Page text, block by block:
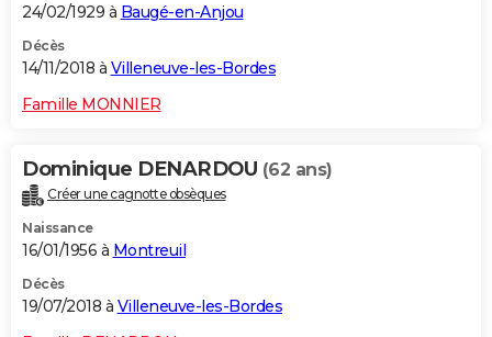
24/02/1929 à Baugé-en-Anjou
Décès
14/11/2018 à Villeneuve-les-Bordes
Famille MONNIER
Dominique DENARDOU (62 ans)
Créer une cagnotte obsèques
Naissance
16/01/1956 à Montreuil
Décès
19/07/2018 à Villeneuve-les-Bordes